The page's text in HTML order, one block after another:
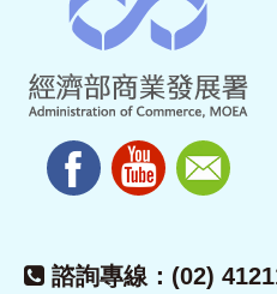
諮詢專線：(02)